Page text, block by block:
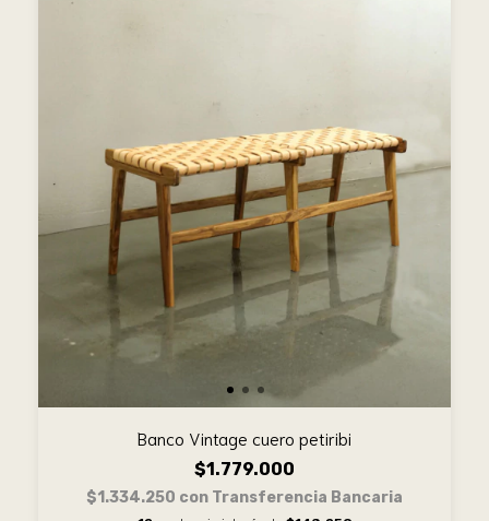
Banco Vintage cuero petiribi
$1.779.000
$1.334.250 con Transferencia Bancaria